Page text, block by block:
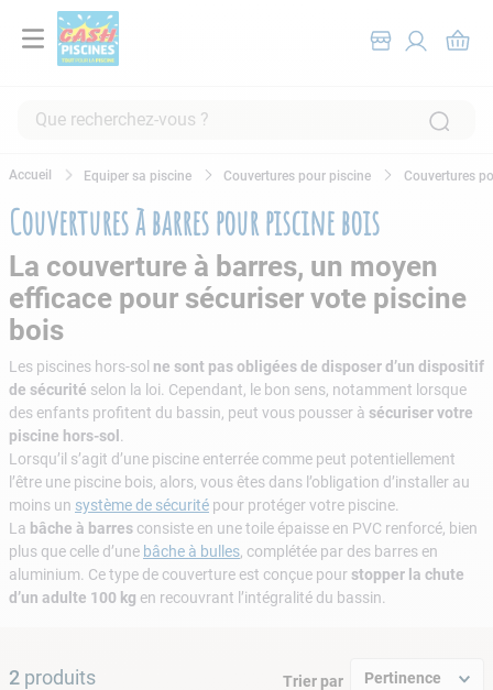
Que recherchez-vous ?
Equiper sa piscine Couvertures pour piscine Couvertures
Couvertures à barres pour piscine bois
La couverture à barres, un moyen
efficace pour sécuriser vote piscine
bois
Les piscines hors-sol ne sont pas obligées de disposer d’un dispositif
de sécurité selon la loi. Cependant, le bon sens, notamment lorsque
des enfants profitent du bassin, peut vous pousser à sécuriser votre
piscine hors-sol
Lorsqu’il s’agit d’une piscine enterrée comme peut potentiellement
l’être une piscine bois, alors, vous êtes dans l’obligation d’installer au
moins un système de sécurité pour protéger votre piscine.
La bâche à barres consiste en une toile épaisse en PVC renforcé, bien
plus que celle d’une bâche à bulles, complétée par des barres en
aluminium. Ce type de couverture est conçue pour stopper la chute
d’un adulte 100 kg en recouvrant l’intégralité du bassin.
2 produits Trier par Pertinence
2 .
piscine hors sol
3.
robot piscine
4.
aspirateur
6
tuyau
spa
8.
aspirateur piscine
9.
skimmer
10
chlore choc